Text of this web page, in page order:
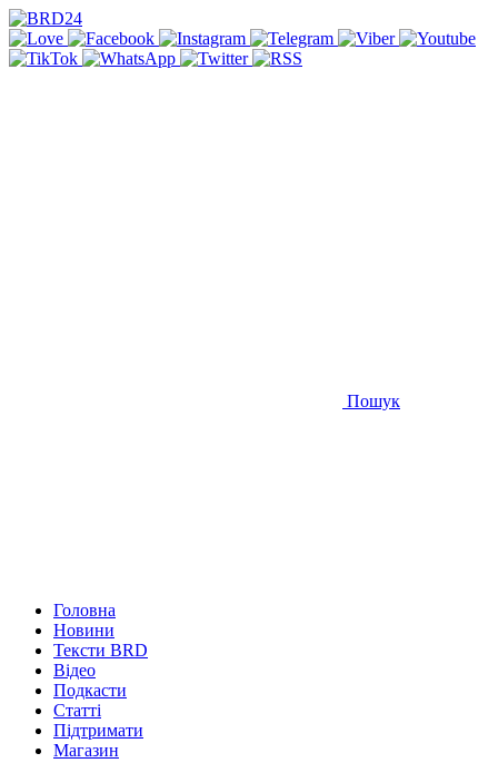
Пошук
Головна
Новини
Тексти BRD
Відео
Подкасти
Статті
Підтримати
Магазин